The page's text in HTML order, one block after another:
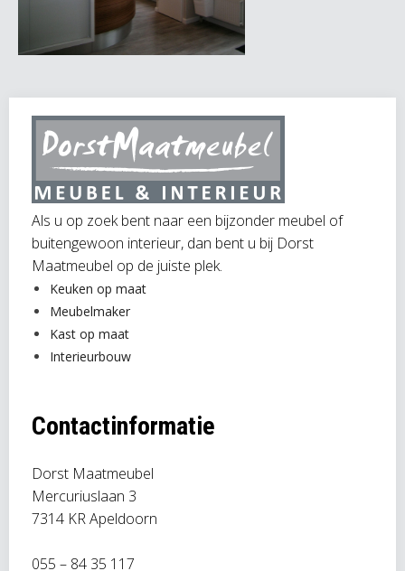
Als u op zoek bent naar een bijzonder meubel of
buitengewoon interieur, dan bent u bij Dorst
Maatmeubel op de juiste plek.
Keuken op maat
Meubelmaker
Kast op maat
Interieurbouw
Contactinformatie
Dorst Maatmeubel
Mercuriuslaan 3
7314 KR Apeldoorn
055 – 84 35 117